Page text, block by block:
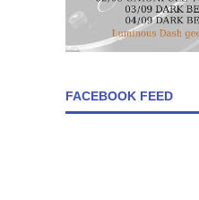
FACEBOOK FEED